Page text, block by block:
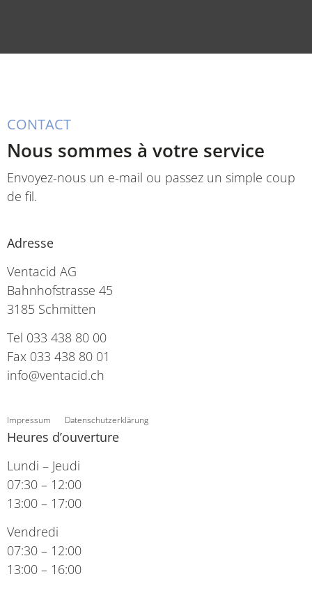
CONTACT
Nous sommes à votre service
Envoyez-nous un e-mail ou passez un simple coup
de fil.
Adresse
Ventacid AG
Bahnhofstrasse 45
3185 Schmitten
Tel 033 438 80 00
Fax 033 438 80 01
info@ventacid.ch
Impressum Datenschutzerklärung
Heures d’ouverture
Lundi – Jeudi
07:30 – 12:00
13:00 – 17:00
Vendredi
07:30 – 12:00
13:00 – 16:00